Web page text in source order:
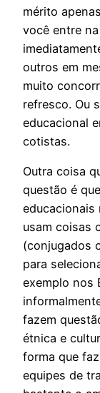
mérito
você entre
outros em
muito
refresco. Ou
educacional
cotistas.
Outra coisa
questão é
educacionais
usam coisas
(conjugados
para
exemplo nos
fazem
étnica e
forma que
equipes de